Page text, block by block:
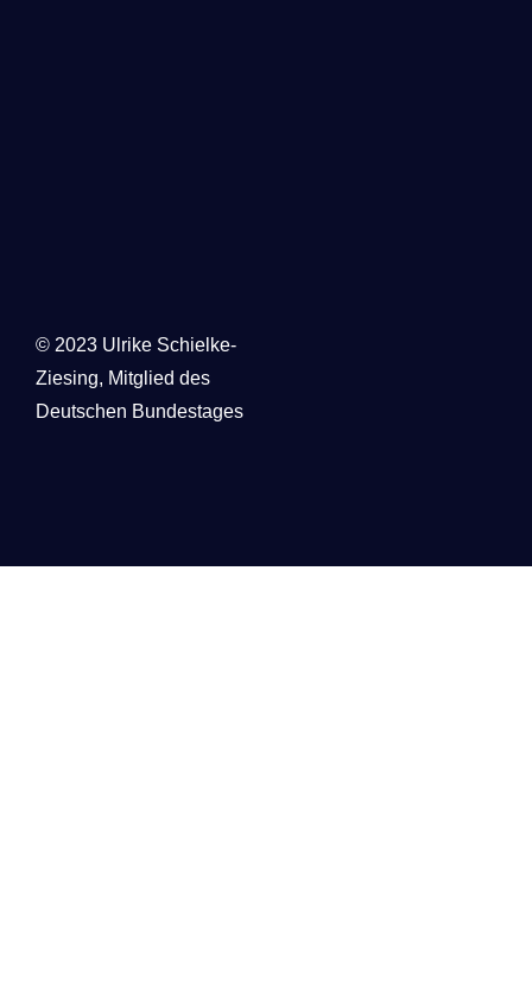
© 2023 Ulrike Schielke-
Ziesing, Mitglied des
Deutschen Bundestages